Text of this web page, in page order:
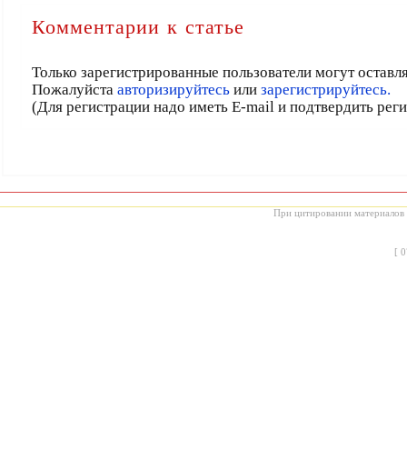
Комментарии к статье
Только зарегистрированные пользователи могут
Пожалуйста авторизируйтесьили зарегистрируйтесь.
(Для регистрации надо иметь E-mail и подтвердить
При цитировании материалов
[